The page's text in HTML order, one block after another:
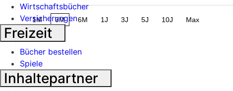
1M 3M 6M 1J 3J 5J 10J Max
Wirtschaftsbücher
Versicherungen
Freizeit
Bücher bestellen
Spiele
Inhaltepartner